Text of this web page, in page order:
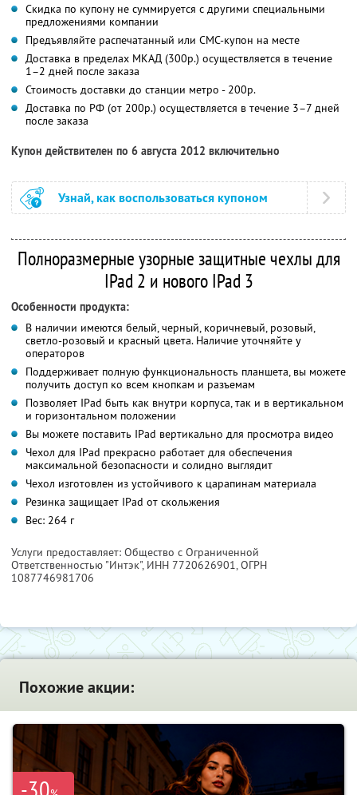
Скидка по купону не суммируется с другими специальными
предложениями компании
Предъявляйте распечатанный или СМС-купон на месте
Доставка в пределах МКАД (300р.) осуществляется в течение
1–2 дней после заказа
Стоимость доставки до станции метро - 200р.
Доставка по РФ (от 200р.) осуществляется в течение 3–7 дней
после заказа
Купон действителен по 6 августа 2012 включительно
Узнай, как воспользоваться купоном
Полноразмерные узорные защитные чехлы для
IPad 2 и нового IPad 3
Особенности продукта:
В наличии имеются белый, черный, коричневый, розовый,
светло-розовый и красный цвета. Наличие уточняйте у
операторов
Поддерживает полную функциональность планшета, вы можете
получить доступ ко всем кнопкам и разъемам
Позволяет IPad быть как внутри корпуса, так и в вертикальном
и горизонтальном положении
Вы можете поставить IPad вертикально для просмотра видео
Чехол для IPad прекрасно работает для обеспечения
максимальной безопасности и солидно выглядит
Чехол изготовлен из устойчивого к царапинам материала
Резинка защищает IPad от скольжения
Вес: 264 г
Услуги предоставляет: Общество с Ограниченной
Ответственностью "Интэк", ИНН 7720626901, ОГРН
1087746981706
Похожие акции: